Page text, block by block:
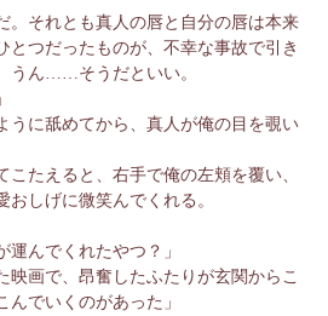
それとも真人の唇と自分の唇は本来
とつだったものが、不幸な事故で引き
うん……そうだといい。
に舐めてから、真人が俺の目を覗い
たえると、右手で俺の左頬を覆い、
しげに微笑んでくれる。
んでくれたやつ？」
映画で、昂奮したふたりが玄関からこ
でいくのがあった」